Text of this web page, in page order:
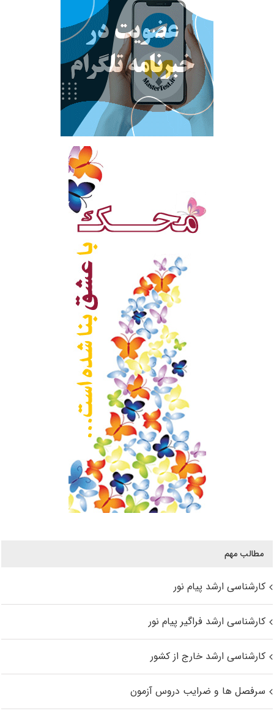
مطالب مهم
کارشناسی ارشد پیام نور
کارشناسی ارشد فراگیر پیام نور
کارشناسی ارشد خارج از کشور
سرفصل ها و ضرایب دروس آزمون